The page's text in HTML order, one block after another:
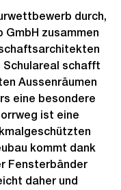
t
e
s
i
l
d
i
n
G
r
o
s
durch,
zusammen
Schulareal schafft
Aussenräumen
eine besondere
ist eine
kommt dank
Fensterbänder
daher und